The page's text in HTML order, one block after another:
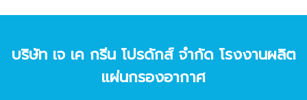
บริษัท เจ เค กรีน โปรดักส์ จํากัด โรงงานผลิต
แผ่นกรองอากาศ